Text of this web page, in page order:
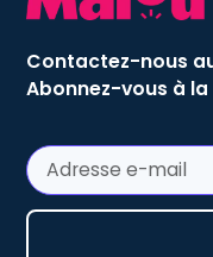
Contactez-nous
Abonnez-vous à la